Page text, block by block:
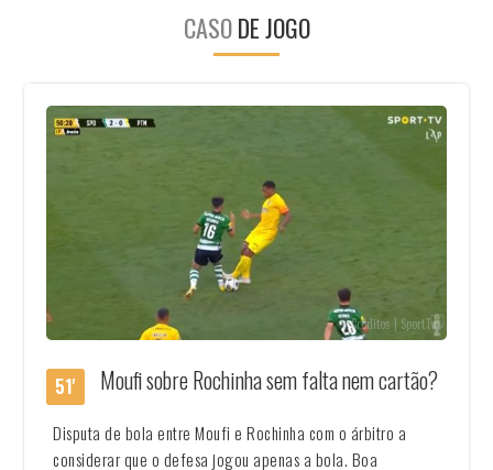
CASODE JOGO
Créditos | SportTv
51' Moufi sobre Rochinha sem falta nem cartão?
Disputa de bola entre Moufi e Rochinha com o árbitro a
considerar que o defesa jogou apenas a bola. Boa